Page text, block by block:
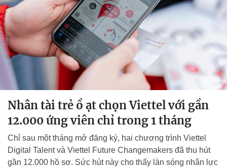
Nhân tài trẻ ồ ạt chọn Viettel với gần
12.000 ứng viên chỉ trong 1 tháng
Chỉ sau một tháng mở đăng ký, hai chương trình Viettel
Digital Talent và Viettel Future Changemakers đã thu hút
gần 12.000 hồ sơ. Sức hút này cho thấy làn sóng nhân lực